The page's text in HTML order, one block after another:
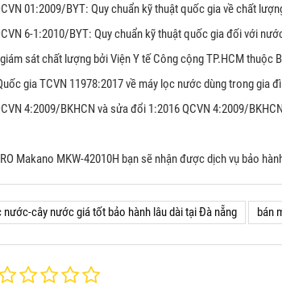
01:2009/BYT: Quy chuẩn kỹ thuật quốc gia về chất
6-1:2010/BYT: Quy chuẩn kỹ thuật quốc gia đối với
sát chất lượng bởi Viện Y tế Công cộng TP.HCM
gia TCVN 11978:2017 về máy lọc nước dùng trong gia
4:2009/BKHCN và sửa đổi 1:2016 QCVN 4:2009/
Makano MKW-42010H bạn sẽ nhận được dịch vụ bảo
nước-cây nước giá tốt bảo hành lâu dài tại Đà nẵng bán